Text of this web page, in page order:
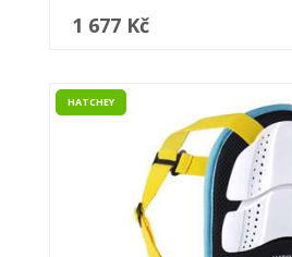
1 677 Kč
HATCHEY